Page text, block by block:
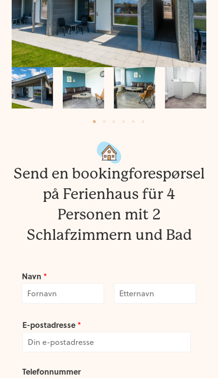
Send en bookingforespørsel
på Ferienhaus für 4
Personen mit 2
Schlafzimmern und Bad
Navn *
rE-postadresse *
Telefonnummer